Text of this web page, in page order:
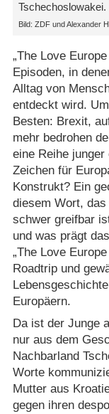
Tschechoslowakei.
Bild: ZDF und Alexander
„The Love
Episoden, in
Alltag von
entdeckt wird.
Besten: Brexit,
mehr bedrohen
eine Reihe
Zeichen für
Konstrukt? Ein
diesem Wort,
schwer greifbar
und was prägt
„The Love
Roadtrip und
Europäern.
Da ist der Junge
nur aus dem
Nachbarland
Worte
Mutter aus
gegen ihren